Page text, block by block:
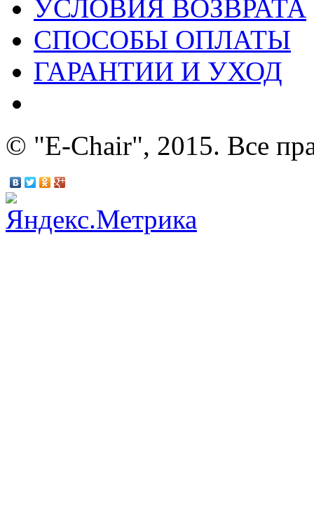
УСЛОВИЯ ВОЗВРАТА
СПОСОБЫ ОПЛАТЫ
ГАРАНТИИ И УХОД
© "E-Chair", 2015. Все